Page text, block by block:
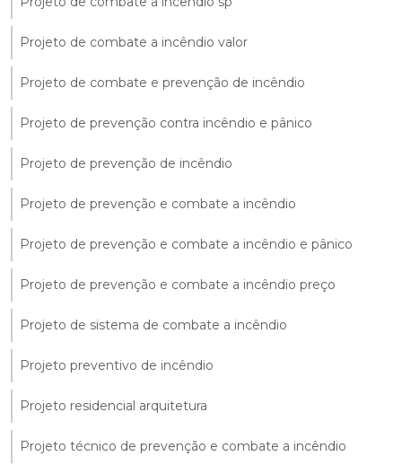
Projeto de combate a incêndio valor
Projeto de combate e prevenção de incêndio
Projeto de prevenção contra incêndio e pânico
Projeto de prevenção de incêndio
Projeto de prevenção e combate a incêndio
Projeto de prevenção e combate a incêndio e pânico
Projeto de prevenção e combate a incêndio preço
Projeto de sistema de combate a incêndio
Projeto preventivo de incêndio
Projeto residencial arquitetura
Projeto técnico de prevenção e combate a incêndio